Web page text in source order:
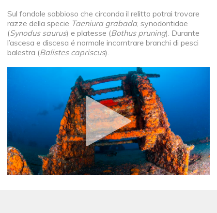
Sul fondale sabbioso che circonda il relitto potrai trovare
razze della specie Taeniura grabada, synodontidae
(Synodus saurus) e platesse (Bothus pruning). Durante
l’ascesa e discesa é normale incorntrare branchi di pesci
balestra (Balistes capriscus).